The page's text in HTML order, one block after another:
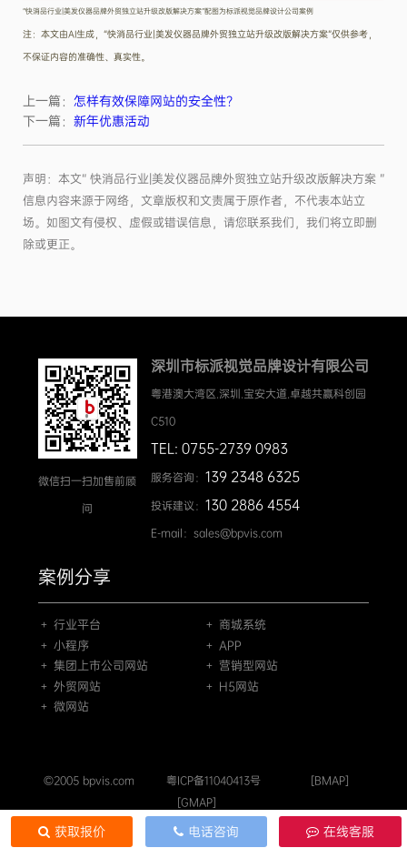
“快消品行业|美发仪器品牌外贸独立站升级改版解决方案”配图为标派视觉品牌设计公司案例
注：本文由AI生成，“快消品行业|美发仪器品牌外贸独立站升级改版解决方案”仅供参考，
不保证内容的准确性、真实性。
上一篇： 怎样有效保障网站的安全性？
下一篇： 新年优惠活动
声明：本文“ 快消品行业|美发仪器品牌外贸独立站升级改版解决方案 ”
信息内容来源于网络，文章版权和文责属于原作者，不代表本站立
场。如图文有侵权、虚假或错误信息，请您联系我们，我们将立即删
除或更正。
微信扫一扫加售前顾
问
深圳市标派视觉品牌设计有限公司
粤港澳大湾区.深圳.宝安大道.卓越共赢科创园
C510
TEL: 0755-2739 0983
服务咨询： 139 2348 6325
投诉建议： 130 2886 4554
E-mail：sales@bpvis.com
案例分享
＋ 行业平台
＋ 商城系统
＋ 小程序
＋ APP
＋ 集团上市公司网站
＋ 营销型网站
＋ 外贸网站
＋ H5网站
＋ 微网站
©2005 bpvis.com 粤ICP备11040413号
[BMAP]
[GMAP]
获取报价 电话咨询 在线客服